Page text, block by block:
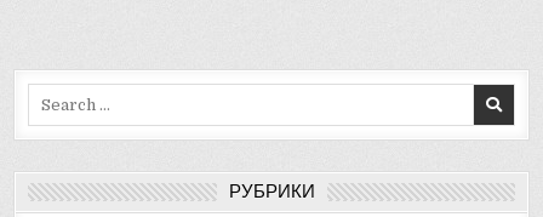
РУБРИКИ